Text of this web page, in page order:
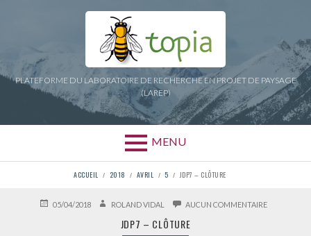
PLATEFORME DU LABORATOIRE DE RECHERCHE EN PROJET DE PAYSAGE
(LAREP)
MENU
D'ARIANE
ACCUEIL 2018 AVRIL 5 JDP7 – CLÔTURE
PUBLIÉ05/04/2018 AUTEURROLAND VIDAL AUCUN COMMENTAIRESUR
JDP7 – CLÔTURE